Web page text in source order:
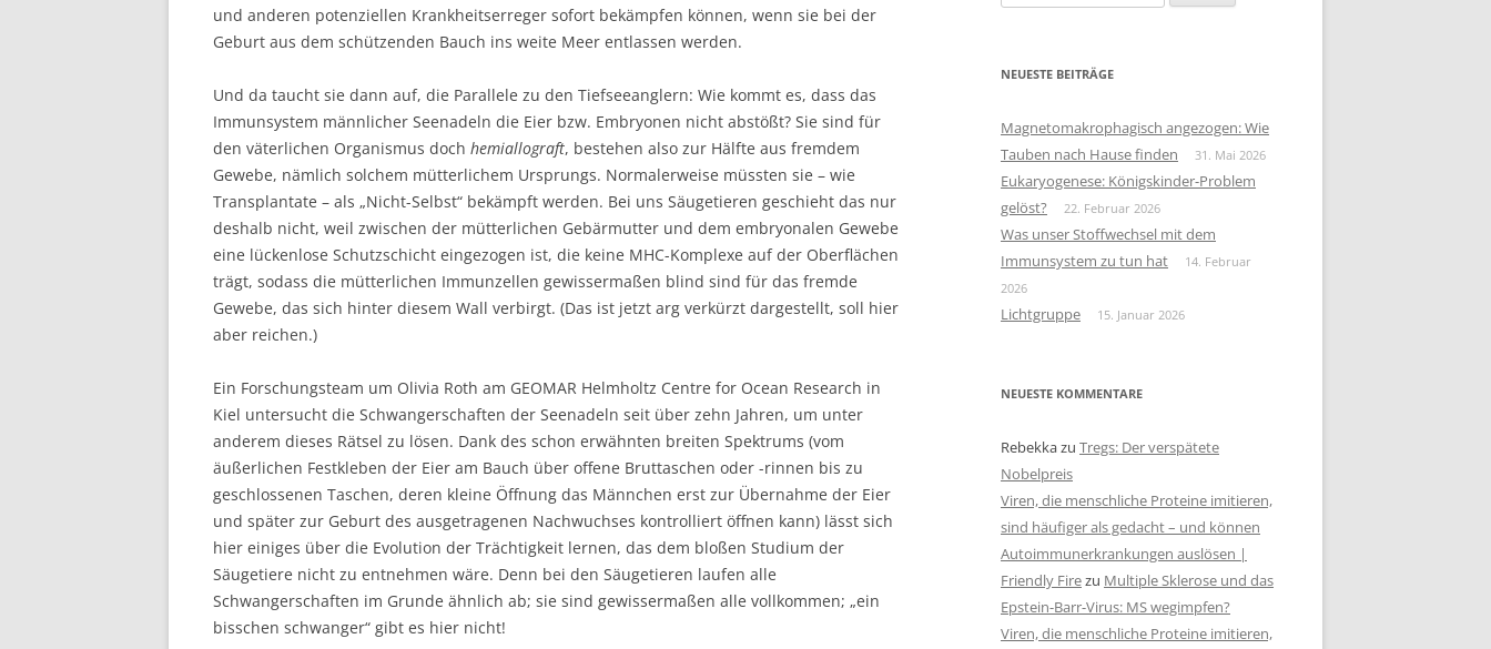
und anderen potenziellen Krankheitserreger sofort bekämpfen können, wenn sie bei der
Geburt aus dem schützenden Bauch ins weite Meer entlassen werden.
Und da taucht sie dann auf, die Parallele zu den Tiefseeanglern: Wie kommt es, dass das
Immunsystem männlicher Seenadeln die Eier bzw. Embryonen nicht abstößt? Sie sind für
den väterlichen Organismus doch hemiallograft, bestehen also zur Hälfte aus fremdem
Gewebe, nämlich solchem mütterlichem Ursprungs. Normalerweise müssten sie – wie
Transplantate – als „Nicht-Selbst“ bekämpft werden. Bei uns Säugetieren geschieht das nur
deshalb nicht, weil zwischen der mütterlichen Gebärmutter und dem embryonalen Gewebe
eine lückenlose Schutzschicht eingezogen ist, die keine MHC-Komplexe auf der Oberflächen
trägt, sodass die mütterlichen Immunzellen gewissermaßen blind sind für das fremde
Gewebe, das sich hinter diesem Wall verbirgt. (Das ist jetzt arg verkürzt dargestellt, soll hier
aber reichen.)
Ein Forschungsteam um Olivia Roth am GEOMAR Helmholtz Centre for Ocean Research in
Kiel untersucht die Schwangerschaften der Seenadeln seit über zehn Jahren, um unter
anderem dieses Rätsel zu lösen. Dank des schon erwähnten breiten Spektrums (vom
äußerlichen Festkleben der Eier am Bauch über offene Bruttaschen oder -rinnen bis zu
geschlossenen Taschen, deren kleine Öffnung das Männchen erst zur Übernahme der Eier
und später zur Geburt des ausgetragenen Nachwuchses kontrolliert öffnen kann) lässt sich
hier einiges über die Evolution der Trächtigkeit lernen, das dem bloßen Studium der
Säugetiere nicht zu entnehmen wäre. Denn bei den Säugetieren laufen alle
Schwangerschaften im Grunde ähnlich ab; sie sind gewissermaßen alle vollkommen; „ein
bisschen schwanger“ gibt es hier nicht!
nach:
NEUESTE BEITRÄGE
Magnetomakrophagisch angezogen: Wie
Tauben nach Hause finden
31. Mai 2026
Eukaryogenese: Königskinder-Problem
gelöst?
22. Februar 2026
Was unser Stoffwechsel mit dem
Immunsystem zu tun hat
14. Februar
2026
Lichtgruppe 15. Januar 2026
NEUESTE KOMMENTARE
Rebekkazu Tregs: Der verspätete
Nobelpreis
Viren, die menschliche Proteine imitieren,
sind häufiger als gedacht – und können
Autoimmunerkrankungen auslösen |
Friendly Firezu Multiple Sklerose und das
Epstein-Barr-Virus: MS wegimpfen?
Viren, die menschliche Proteine imitieren,